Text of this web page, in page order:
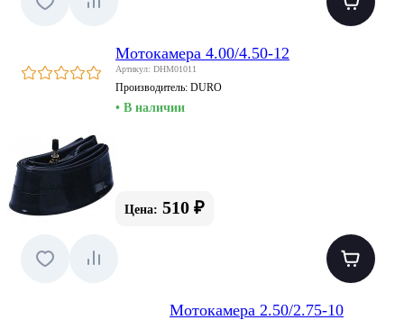
Мотокамера 4.00/4.50-12
Артикул: DHM01011
Производитель: DURO
• В наличии
Цена: 510 ₽
Мотокамера 2.50/2.75-10